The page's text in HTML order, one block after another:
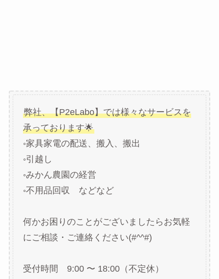
弊社、【P2eLabo】では様々なサービスを
承っております🌟
◦家具家電の配送、搬入、搬出
◦引越し
◦みかん農園の経営
◦不用品回収 などなど
何かお困りのことがございましたらお気軽
にご相談・ご連絡ください(#^^#)
受付時間 9:00 〜 18:00（不定休）